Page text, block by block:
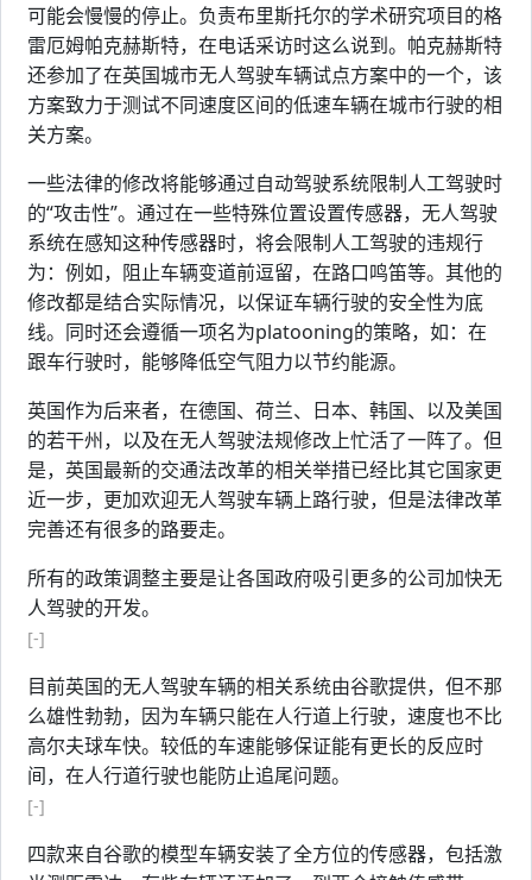
可能会慢慢的停止。负责布里斯托尔的学术研究项目的格
雷厄姆帕克赫斯特，在电话采访时这么说到。帕克赫斯特
还参加了在英国城市无人驾驶车辆试点方案中的一个，该
方案致力于测试不同速度区间的低速车辆在城市行驶的相
关方案。
一些法律的修改将能够通过自动驾驶系统限制人工驾驶时
的“攻击性”。通过在一些特殊位置设置传感器，无人驾驶
系统在感知这种传感器时，将会限制人工驾驶的违规行
为：例如，阻止车辆变道前逗留，在路口鸣笛等。其他的
修改都是结合实际情况，以保证车辆行驶的安全性为底
线。同时还会遵循一项名为platooning的策略，如：在
跟车行驶时，能够降低空气阻力以节约能源。
英国作为后来者，在德国、荷兰、日本、韩国、以及美国
的若干州，以及在无人驾驶法规修改上忙活了一阵了。但
是，英国最新的交通法改革的相关举措已经比其它国家更
近一步，更加欢迎无人驾驶车辆上路行驶，但是法律改革
完善还有很多的路要走。
所有的政策调整主要是让各国政府吸引更多的公司加快无
人驾驶的开发。
[-]
目前英国的无人驾驶车辆的相关系统由谷歌提供，但不那
么雄性勃勃，因为车辆只能在人行道上行驶，速度也不比
高尔夫球车快。较低的车速能够保证能有更长的反应时
间，在人行道行驶也能防止追尾问题。
[-]
四款来自谷歌的模型车辆安装了全方位的传感器，包括激